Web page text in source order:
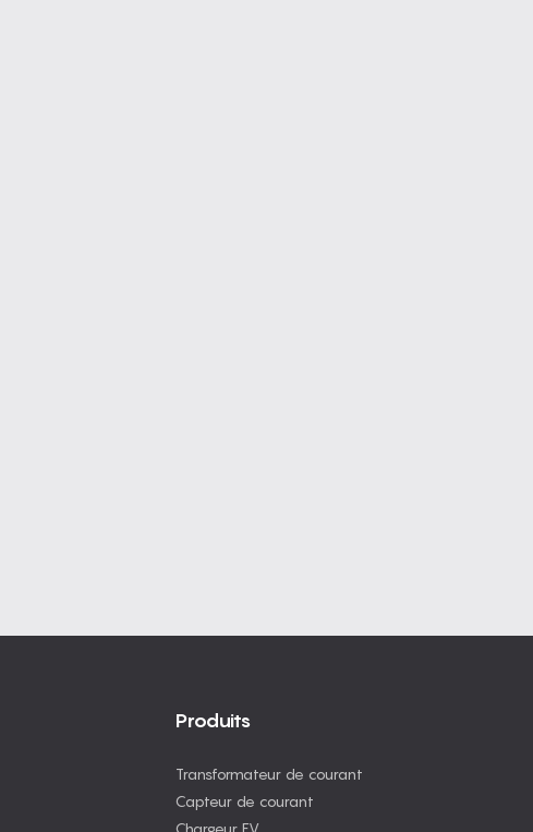
Produits
Transformateur de courant
Capteur de courant